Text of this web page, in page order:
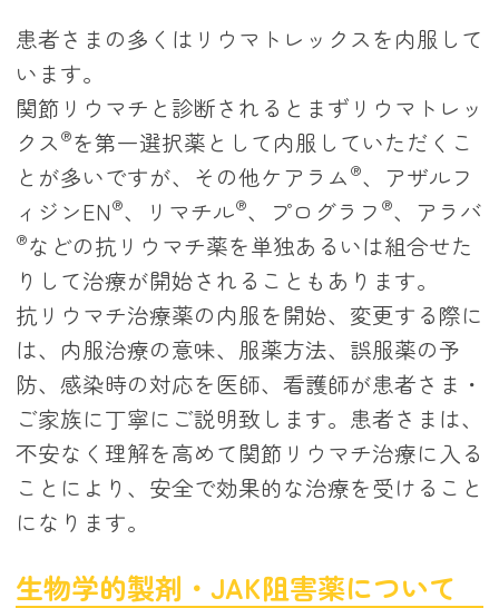
患者さまの多くはリウマトレックスを内服して
います。
関節リウマチと診断されるとまずリウマトレッ
クス®を第一選択薬として内服していただくこ
とが多いですが、その他ケアラム®、アザルフ
ィジンEN®、リマチル®、プログラフ ®、アラバ
®などの抗リウマチ薬を単独あるいは組合せた
りして治療が開始されることもあります。
抗リウマチ治療薬の内服を開始、変更する際に
は、内服治療の意味、服薬方法、誤服薬の予
防、感染時の対応を医師、看護師が患者さま・
ご家族に丁寧にご説明致します。患者さまは、
不安なく理解を高めて関節リウマチ治療に入る
ことにより、安全で効果的な治療を受けること
になります。
生物学的製剤・JAK阻害薬について